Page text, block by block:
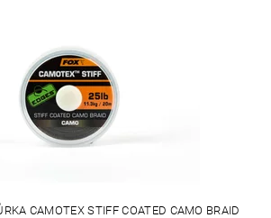
CAMOTEX STIFF COATED CAMO BRAID